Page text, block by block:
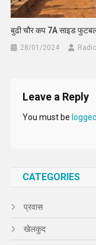
बुढी चौर कप 7A साइड
28/01/2024
Leave a Reply
You must be
CATEGORIES
प्रवास
खेलकुद